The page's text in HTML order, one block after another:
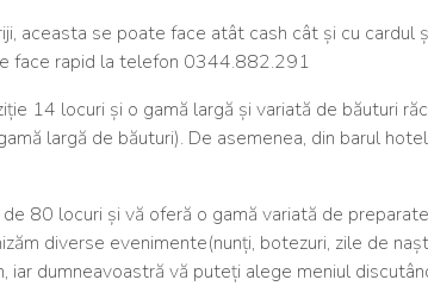
aceasta se poate face atât cash cât și cu
face rapid la telefon 0344.882.291
14 locuri și o gamă largă și variată de băuturi
largă de băuturi). De asemenea, din barul
80 locuri și vă oferă o gamă variată de
diverse evenimente(nunți, botezuri, zile de
iar dumneavoastră vă puteți alege meniul